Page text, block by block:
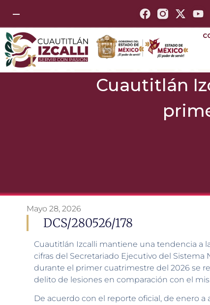
—
Cuautitlán
Mayo 28, 2026
DCS/280526/178
Cuautitlán Izcalli mantiene una tendencia a
cifras del Secretariado Ejecutivo del Sistema
durante el primer cuatrimestre del 2026 se
delito de lesiones en comparación con el
De acuerdo con el reporte oficial, de enero a